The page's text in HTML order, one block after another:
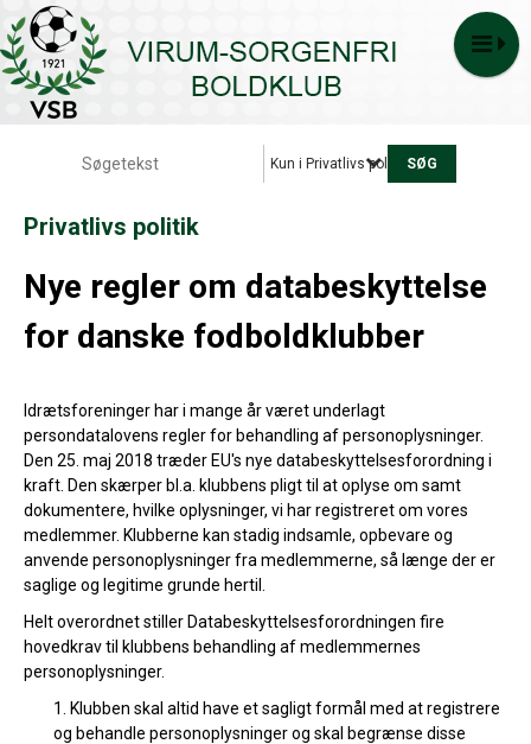
Kun i Privatlivs politik
Privatlivs politik
Nye regler om databeskyttelse
for danske fodboldklubber
Idrætsforeninger har i mange år været underlagt
persondatalovens regler for behandling af personoplysninger.
Den 25. maj 2018 træder EU's nye databeskyttelsesforordning i
kraft. Den skærper bl.a. klubbens pligt til at oplyse om samt
dokumentere, hvilke oplysninger, vi har registreret om vores
medlemmer. Klubberne kan stadig indsamle, opbevare og
anvende personoplysninger fra medlemmerne, så længe der er
saglige og legitime grunde hertil.
Helt overordnet stiller Databeskyttelsesforordningen fire
hovedkrav til klubbens behandling af medlemmernes
personoplysninger.
Klubben skal altid have et sagligt formål med at registrere
og behandle personoplysninger og skal begrænse disse